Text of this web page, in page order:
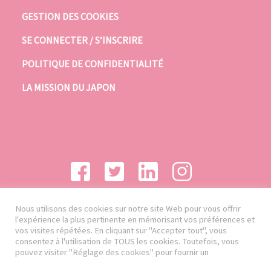
GESTION DES COOKIES
SE CONNECTER / S’INSCRIRE
POLITIQUE DE CONFIDENTIALITÉ
LA MISSION DU JAPON
Nous utilisons des cookies sur notre site Web pour vous offrir
l'expérience la plus pertinente en mémorisant vos préférences et
vos visites répétées. En cliquant sur "Accepter tout", vous
consentez à l'utilisation de TOUS les cookies. Toutefois, vous
pouvez visiter "Réglage des cookies" pour fournir un